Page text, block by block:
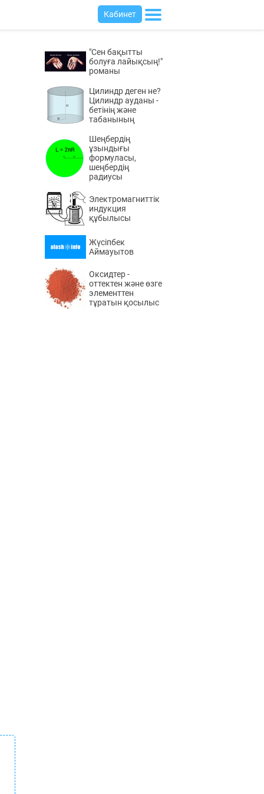
Кабинет
"Сен бақытты
болуға лайықсың!"
романы
Цилиндр деген не?
Цилиндр ауданы -
бетінің және
табанының
Шеңбердің
ұзындығы
формуласы,
шеңбердің
радиусы
Электромагниттік
индукция
құбылысы
Жүсіпбек
Аймауытов
Оксидтер -
оттектен және өзге
элементтен
тұратын қосылыс